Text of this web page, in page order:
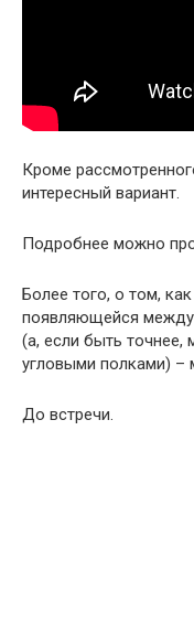
Кроме
интересный вариант.
Подробнее можно
Более того, о том,
появляющейся
(а, если быть
угловыми полками) –
До встречи.